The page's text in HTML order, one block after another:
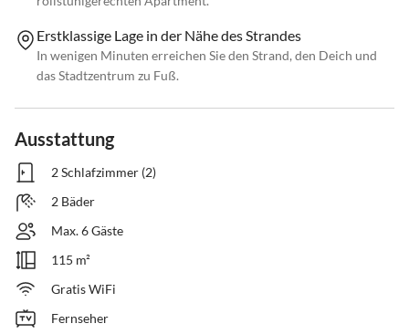
Erstklassige Lage in der Nähe des Strandes
In wenigen Minuten erreichen Sie den Strand, den Deich und
das Stadtzentrum zu Fuß.
Ausstattung
2 Schlafzimmer (2)
2 Bäder
Max. 6 Gäste
115 m²
Gratis WiFi
Fernseher